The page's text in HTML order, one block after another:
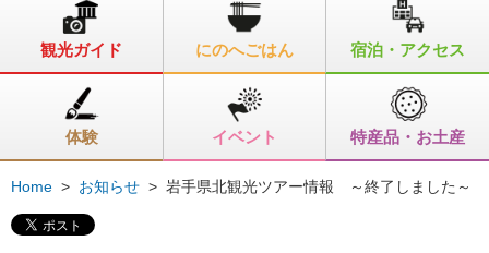
観光ガイド にのへごはん 宿泊・アクセス
体験 イベント 特産品・お土産
Home > お知らせ > 岩手県北観光ツアー情報 ～終了しました～